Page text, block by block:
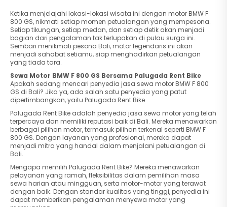
Ketika menjelajahi lokasi-lokasi wisata ini dengan motor BMW F
800 GS, nikmati setiap momen petualangan yang mempesona.
Setiap tikungan, setiap medan, dan setiap detik akan menjadi
bagian dari pengalaman tak terlupakan di pulau surga ini.
Sembari menikmati pesona Bali, motor legendaris ini akan
menjadi sahabat setiamu, siap menghadirkan petualangan
yang tiada tara.
Sewa Motor BMW F 800 GS Bersama Palugada Rent Bike
Apakah sedang mencari penyedia jasa sewa motor BMW F 800
GS di Bali? Jika ya, ada salah satu penyedia yang patut
dipertimbangkan, yaitu Palugada Rent Bike.
Palugada Rent Bike adalah penyedia jasa sewa motor yang telah
terpercaya dan memiliki reputasi baik di Bali. Mereka menawarkan
berbagai pilihan motor, termasuk pilihan terkenal seperti BMW F
800 GS. Dengan layanan yang profesional, mereka dapat
menjadi mitra yang handal dalam menjalani petualangan di
Bali.
Mengapa memilih Palugada Rent Bike? Mereka menawarkan
pelayanan yang ramah, fleksibilitas dalam pemilihan masa
sewa harian atau mingguan, serta motor-motor yang terawat
dengan baik. Dengan standar kualitas yang tinggi, penyedia ini
dapat memberikan pengalaman menyewa motor yang